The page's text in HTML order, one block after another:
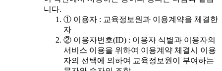
니다.
① 이용자 : 교육정보원과 이용계약을 체결한
자
② 이용자번호(ID) : 이용자 식별과 이용자의
서비스 이용을 위하여 이용계약 체결시 이용
자의 선택에 의하여 교육정보원이 부여하는